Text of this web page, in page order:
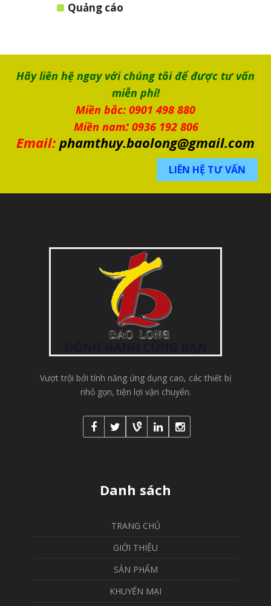
Quảng cáo
Hãy liên hệ ngay với chúng tôi để được tư vấn
miễn phí!
Miền bắc: 0901 498 880
Miền nam: 0936 192 806
Email: phamthuy.baolong@gmail.com
LIÊN HỆ TƯ VẤN
Vượt trội bởi tính năng ứng dụng cao, các thiết bị
nhỏ gọn, tiện lợi vận chuyển.
Danh sách
TRANG CHỦ
GIỚI THIỆU
SẢN PHẨM
KHUYẾN MẠI